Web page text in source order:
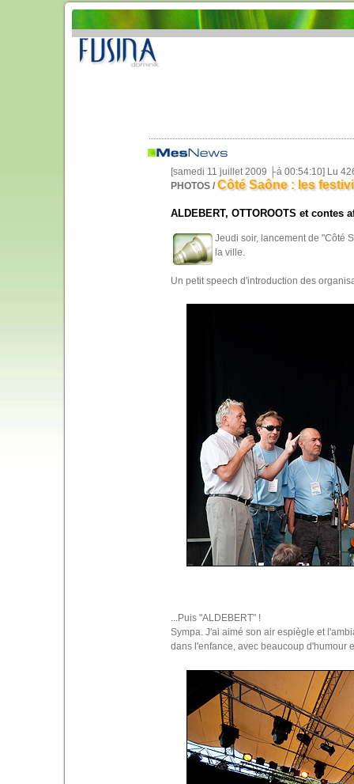
[samedi 11 juillet 2009 ├á 00:54:10] Lu
PHOTOS / Côté Saône : les
ALDEBERT, OTTOROOTS et contes
Jeudi soir, lancement de "Côté
la ville.
Un petit speech d'introduction des
...Puis "ALDEBERT" !
Sympa. J'ai aimé son air espiègle et
dans l'enfance, avec beaucoup d'humour